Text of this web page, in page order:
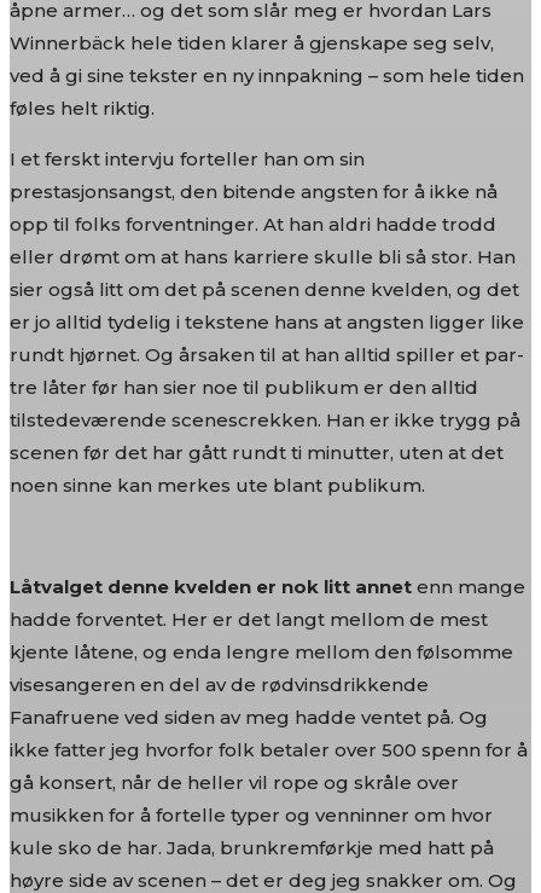
åpne armer… og det som slår meg er hvordan Lars
Winnerbäck hele tiden klarer å gjenskape seg selv,
ved å gi sine tekster en ny innpakning – som hele tiden
føles helt riktig.
I et ferskt intervju forteller han om sin
prestasjonsangst, den bitende angsten for å ikke nå
opp til folks forventninger. At han aldri hadde trodd
eller drømt om at hans karriere skulle bli så stor. Han
sier også litt om det på scenen denne kvelden, og det
er jo alltid tydelig i tekstene hans at angsten ligger like
rundt hjørnet. Og årsaken til at han alltid spiller et par-
tre låter før han sier noe til publikum er den alltid
tilstedeværende scenescrekken. Han er ikke trygg på
scenen før det har gått rundt ti minutter, uten at det
noen sinne kan merkes ute blant publikum.
Låtvalget denne kvelden er nok litt annet enn mange
hadde forventet. Her er det langt mellom de mest
kjente låtene, og enda lengre mellom den følsomme
visesangeren en del av de rødvinsdrikkende
Fanafruene ved siden av meg hadde ventet på. Og
ikke fatter jeg hvorfor folk betaler over 500 spenn for å
gå konsert, når de heller vil rope og skråle over
musikken for å fortelle typer og venninner om hvor
kule sko de har. Jada, brunkremførkje med hatt på
høyre side av scenen – det er deg jeg snakker om. Og